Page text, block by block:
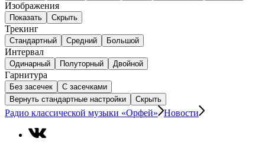
Изображения
Показать Скрыть
Трекинг
Стандартный Средний Большой
Интервал
Одинарный Полуторный Двойной
Гарнитура
Без засечек
С засечками
Вернуть стандартные настройки
Скрыть
Радио классической музыки «Орфей» Новости